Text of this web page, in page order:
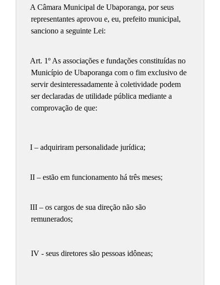
A Câmara Municipal de Ubaporanga, por seus
representantes aprovou e, eu, prefeito municipal,
sanciono a seguinte Lei:
Art. 1º As associações e fundações constituídas no
Município de Ubaporanga com o fim exclusivo de
servir desinteressadamente à coletividade podem
ser declaradas de utilidade pública mediante a
comprovação de que:
I – adquiriram personalidade jurídica;
II – estão em funcionamento há três meses;
III – os cargos de sua direção não são
remunerados;
IV - seus diretores são pessoas idôneas;